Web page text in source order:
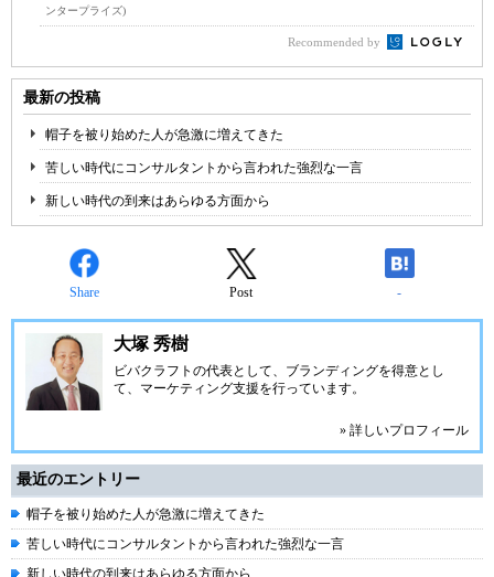
ンタープライズ)
Recommended by
最新の投稿
帽子を被り始めた人が急激に増えてきた
苦しい時代にコンサルタントから言われた強烈な一言
新しい時代の到来はあらゆる方面から
Share Post -
大塚 秀樹
ビバクラフト の代表として、ブランディングを得意とし
て、マーケティング支援を行っています。
» 詳しいプロフィール
最近のエントリー
帽子を被り始めた人が急激に増えてきた
苦しい時代にコンサルタントから言われた強烈な一言